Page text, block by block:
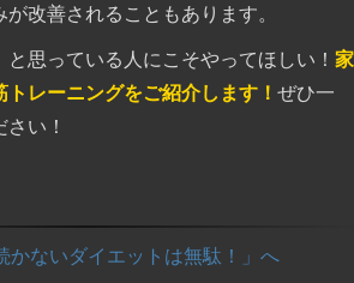
改善されることもあります。
と思っている人にこそやってほしい！ 家
レーニングをご紹介します！ ぜひ一
い！
かないダイエットは無駄！」へ